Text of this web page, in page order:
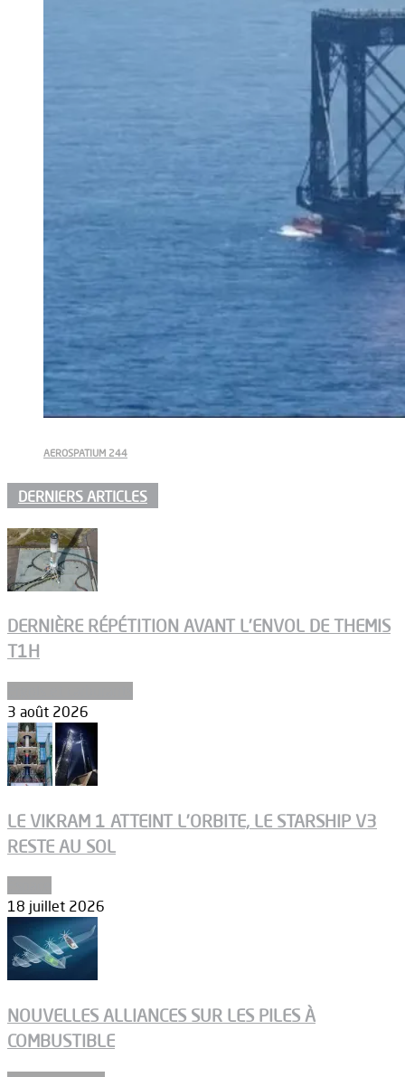
AEROSPATIUM 244
DERNIERS ARTICLES
DERNIÈRE RÉPÉTITION AVANT L’ENVOL DE THEMIS
T1H
3 août 2026
LE VIKRAM 1 ATTEINT L’ORBITE, LE STARSHIP V3
RESTE AU SOL
18 juillet 2026
NOUVELLES ALLIANCES SUR LES PILES À
COMBUSTIBLE